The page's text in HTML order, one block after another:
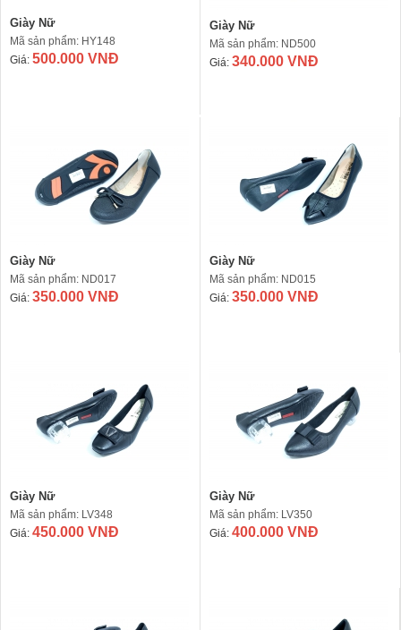
Giày Nữ
Mã sản phẩm: HY148
Giá: 500.000 VNĐ
Giày Nữ
Mã sản phẩm: ND500
Giá: 340.000 VNĐ
Giày Nữ
Mã sản phẩm: ND017
Giá: 350.000 VNĐ
Giày Nữ
Mã sản phẩm: ND015
Giá: 350.000 VNĐ
Giày Nữ
Mã sản phẩm: LV348
Giá: 450.000 VNĐ
Giày Nữ
Mã sản phẩm: LV350
Giá: 400.000 VNĐ